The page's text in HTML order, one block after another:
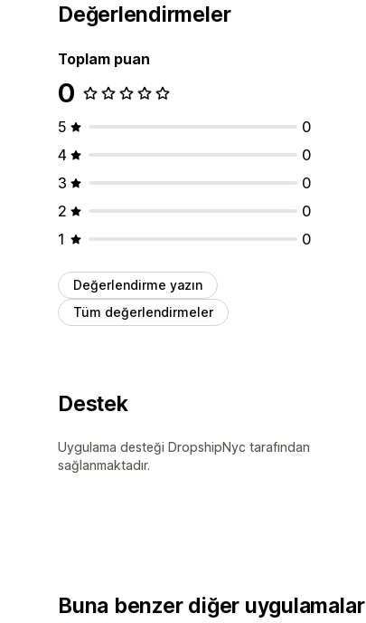
Değerlendirmeler
Toplam puan
0
5
0
4
0
3
0
2
0
1
0
Değerlendirme yazın
Tüm değerlendirmeler
Destek
Uygulama desteği DropshipNyc tarafından
sağlanmaktadır.
Buna benzer diğer uygulamalar